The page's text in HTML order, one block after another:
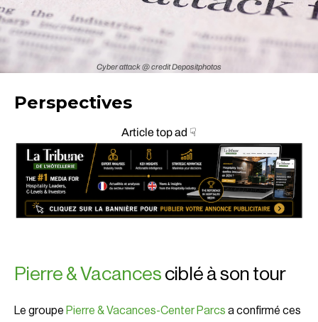
Cyber attack @ credit Depositphotos
Perspectives
Article top ad ☟
Pierre & Vacances ciblé à son tour
Le groupe Pierre & Vacances-Center Parcs a confirmé ces